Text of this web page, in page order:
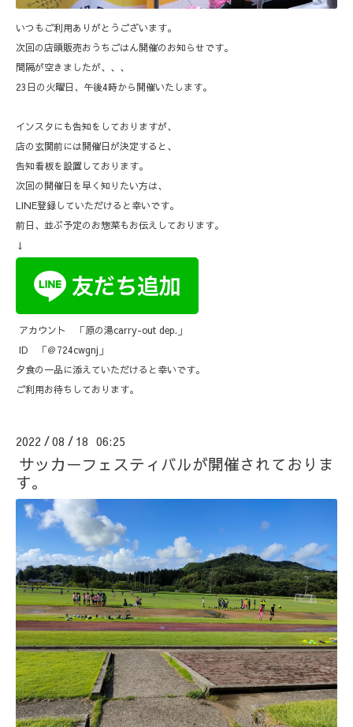
いつもご利用ありがとうございます。
次回の店頭販売おうちごはん開催のお知らせです。
間隔が空きましたが、、、
23日の火曜日、午後4時から開催いたします。
インスタにも告知をしておりますが、
店の玄関前には開催日が決定すると、
告知看板を設置しております。
次回の開催日を早く知りたい方は、
LINE登録していただけると幸いです。
前日、並ぶ予定のお惣菜もお伝えしております。
↓
アカウント 「原の湯carry-out dep.」
ID 「＠724cwgnj」
夕食の一品に添えていただけると幸いです。
ご利用お待ちしております。
2022 /08 / 18 06:25
サッカーフェスティバルが開催されておりま
す。